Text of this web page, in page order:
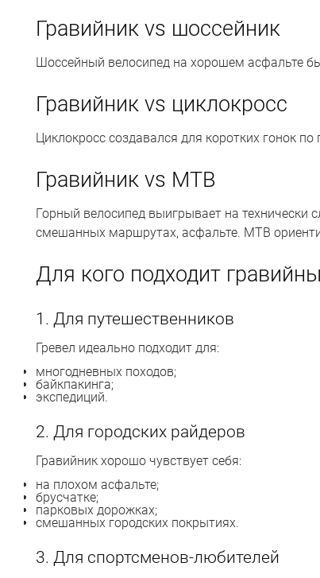
Гравийник vs шоссейник
Шоссейный велосипед на хорошем асфальте
Гравийник vs циклокросс
Циклокросс создавался для коротких гонок
Гравийник vs MTB
Горный велосипед выигрывает на технически
смешанных маршрутах, асфальте. MTB
Для кого подходит
1. Для путешественников
Гревел идеально подходит для:
многодневных походов;
байкпакинга;
экспедиций.
2. Для городских райдеров
Гравийник хорошо чувствует себя:
на плохом асфальте;
брусчатке;
парковых дорожках;
смешанных городских покрытиях.
3. Для спортсменов-любителей